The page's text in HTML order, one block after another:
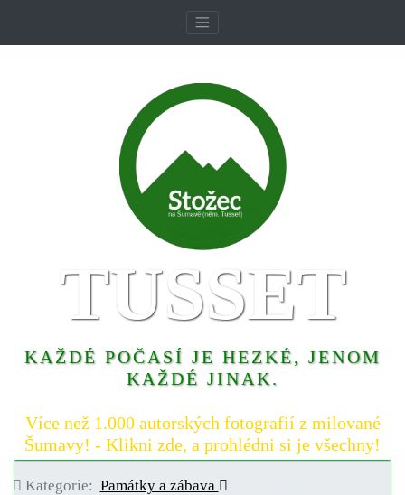
TUSSET
KAŽDÉ POČASÍ JE HEZKÉ, JENOM
KAŽDÉ JINAK.
Více než 1.000 autorských fotografií z milované
Šumavy! - Klikni zde, a prohlédni si je všechny!
Kategorie: Památky a zábava